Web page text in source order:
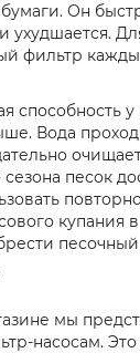
Он
ухудшается.
фильтр
способность у
Вода
песок
купания
песочный
мы
насосам. Это